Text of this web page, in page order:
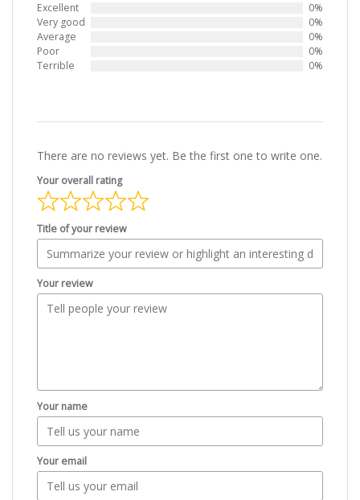
Excellent
0%
Very good
0%
Average
0%
Poor
0%
Terrible
0%
There are no reviews yet. Be the first one to write one.
Your overall rating
Title of your review
Your review
Your name
Your email